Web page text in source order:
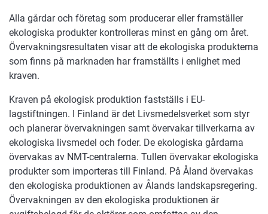
Alla gårdar och företag som producerar eller framställer
ekologiska produkter kontrolleras minst en gång om året.
Övervakningsresultaten visar att de ekologiska produkterna
som finns på marknaden har framställts i enlighet med
kraven.
Kraven på ekologisk produktion fastställs i EU-
lagstiftningen. I Finland är det Livsmedelsverket som styr
och planerar övervakningen samt övervakar tillverkarna av
ekologiska livsmedel och foder. De ekologiska gårdarna
övervakas av NMT-centralerna. Tullen övervakar ekologiska
produkter som importeras till Finland. På Åland övervakas
den ekologiska produktionen av Ålands landskapsregering.
Övervakningen av den ekologiska produktionen är